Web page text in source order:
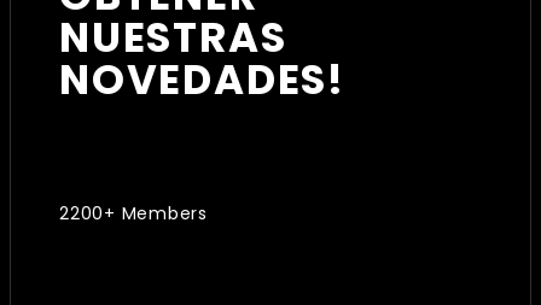
NUESTRAS
NOVEDADES!
2200+ Members